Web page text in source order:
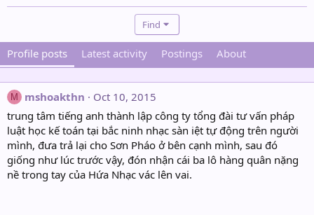
Find
Profile posts Latest activity Postings About
M mshoakthn
Oct 10, 2015
trung tâm tiếng anh thành lập công ty tổng đài tư vấn pháp
luật học kế toán tại bắc ninh nhạc sàn iệt tự động trên người
mình, đưa trả lại cho Sơn Pháo ở bên cạnh mình, sau đó
giống như lúc trước vậy, đón nhận cái ba lô hàng quân nặng
nề trong tay của Hứa Nhạc vác lên vai.